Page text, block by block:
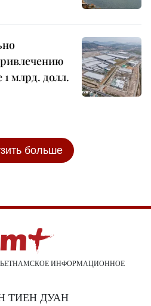
млрд. долл.
больше
ИНФОРМАЦИОННОЕ
ТИЕН ДУАН